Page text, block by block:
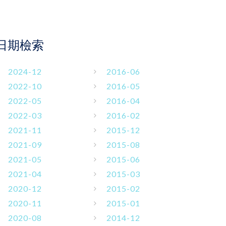
期檢索
2024-12
2022-10
2022-05
2022-03
2021-11
2021-09
2021-05
2021-04
2020-12
2020-11
2020-08
2016-06
2016-05
2016-04
2016-02
2015-12
2015-08
2015-06
2015-03
2015-02
2015-01
2014-12